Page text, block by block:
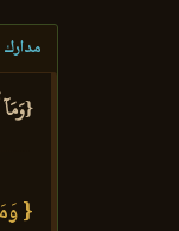
مدارك
{